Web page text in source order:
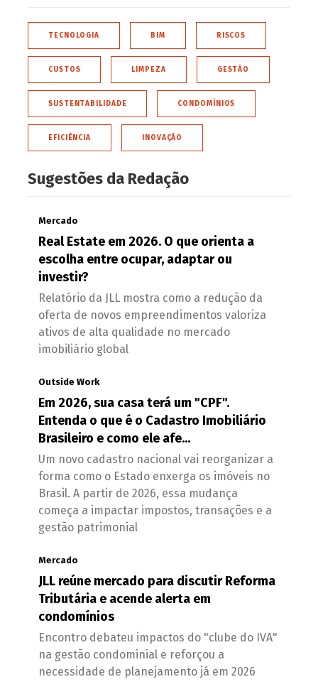
TECNOLOGIA BIM RISCOS
CUSTOS LIMPEZA GESTÃO
SUSTENTABILIDADE CONDOMÍNIOS
EFICIÊNCIA INOVAÇÃO
Sugestões da Redação
Mercado
Real Estate em 2026. O que orienta a
escolha entre ocupar, adaptar ou
investir?
Relatório da JLL mostra como a redução da
oferta de novos empreendimentos valoriza
ativos de alta qualidade no mercado
imobiliário global
Outside Work
Em 2026, sua casa terá um "CPF".
Entenda o que é o Cadastro Imobiliário
Brasileiro e como ele afe...
Um novo cadastro nacional vai reorganizar a
forma como o Estado enxerga os imóveis no
Brasil. A partir de 2026, essa mudança
começa a impactar impostos, transações e a
gestão patrimonial
Mercado
JLL reúne mercado para discutir Reforma
Tributária e acende alerta em
condomínios
Encontro debateu impactos do "clube do IVA"
na gestão condominial e reforçou a
necessidade de planejamento já em 2026